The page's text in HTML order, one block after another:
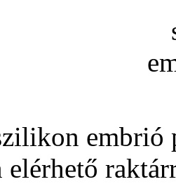
embrió
elérhető